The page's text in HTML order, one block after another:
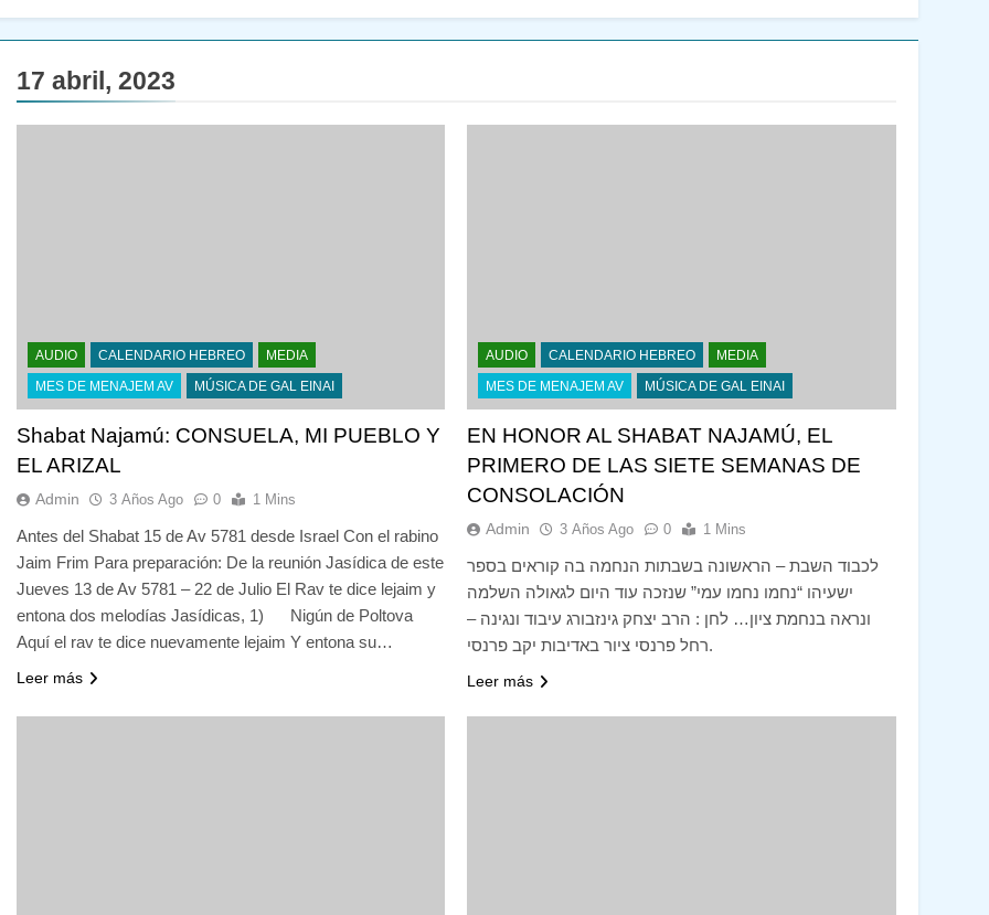
17 abril, 2023
AUDIO CALENDARIO HEBREO
MEDIA
MES DE MENAJEM AV
MÚSICA DE GAL EINAI
Shabat Najamú: CONSUELA, MI PUEBLO Y
EL ARIZAL
Admin 3 Años Ago 0 1 Mins
Antes del Shabat 15 de Av 5781 desde Israel Con el rabino
Jaim Frim Para preparación: De la reunión Jasídica de este
Jueves 13 de Av 5781 – 22 de Julio El Rav te dice lejaim y
entona dos melodías Jasídicas, 1) Nigún de Poltova
Aquí el rav te dice nuevamente lejaim Y entona su…
Leer más
AUDIO CALENDARIO HEBREO
MEDIA
MES DE MENAJEM AV
MÚSICA DE GAL EINAI
EN HONOR AL SHABAT NAJAMÚ, EL
PRIMERO DE LAS SIETE SEMANAS DE
CONSOLACIÓN
Admin 3 Años Ago 0 1 Mins
לכבוד השבת – הראשונה בשבתות הנחמה בה קוראים בספר
ישעיהו “נחמו נחמו עמי” שנזכה עוד היום לגאולה השלמה
ונראה בנחמת ציון… לחן : הרב יצחק גינזבורג עיבוד ונגינה –
רחל פרנסי ציור באדיבות יקב פרנסי.
Leer más